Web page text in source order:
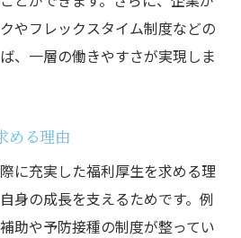
やフレックスタイム制度などの
、一層の働きやすさが実現しま
める理由
に充実した福利厚生を求める理
身の成長を支えるためです。例
助や予防接種の制度が整ってい